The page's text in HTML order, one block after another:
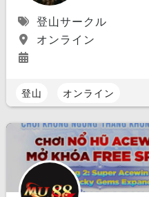
登山サークル
オンライン
登山 オンライン